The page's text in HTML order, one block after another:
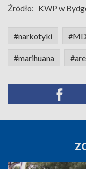
Źródło: KWP w
#narkotyki
#marihuana